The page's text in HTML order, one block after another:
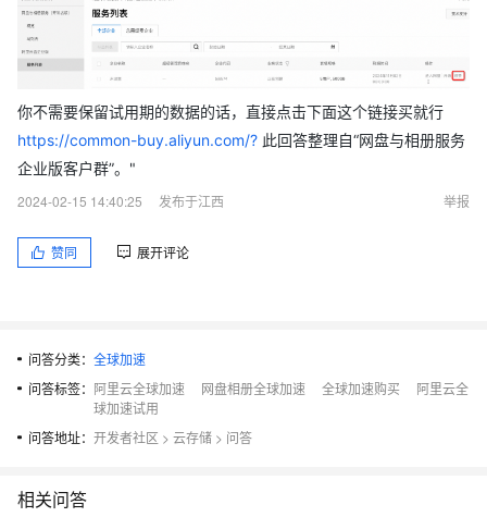
你不需要保留试用期的数据的话，直接点击下面这个链接买就行
https://common-buy.aliyun.com/? 此回答整理自“网盘与相册服务
企业版客户群”。"
2024-02-15 14:40:25
发布于江西 举报
赞同 展开评论
问答分类： 全球加速
问答标签： 阿里云全球加速 网盘相册全球加速 全球加速购买
阿里云全
球加速试用
问答地址： 开发者社区 > 云存储 > 问答
相关问答